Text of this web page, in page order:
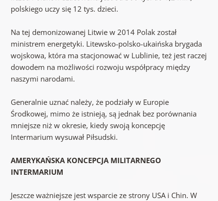
polskiego uczy się 12 tys. dzieci.
Na tej demonizowanej Litwie w 2014 Polak został
ministrem energetyki. Litewsko-polsko-ukaińska brygada
wojskowa, która ma stacjonować w Lublinie, też jest raczej
dowodem na możliwości rozwoju współpracy między
naszymi narodami.
Generalnie uznać należy, że podziały w Europie
Środkowej, mimo że istnieją, są jednak bez porównania
mniejsze niż w okresie, kiedy swoją koncepcję
Intermarium wysuwał Piłsudski.
AMERYKAŃSKA KONCEPCJA MILITARNEGO
INTERMARIUM
Jeszcze ważniejsze jest wsparcie ze strony USA i Chin. W